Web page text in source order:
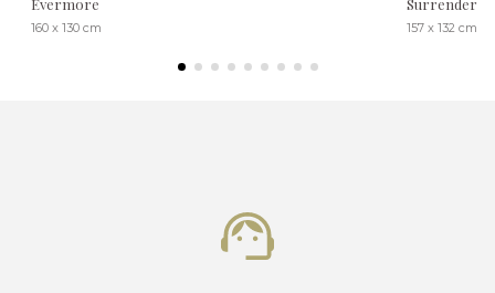
Evermore
160 x 130 cm
Surrender
157 x 132 cm